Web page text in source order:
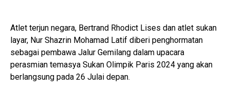
Atlet terjun negara, Bertrand Rhodict Lises dan atlet sukan
layar, Nur Shazrin Mohamad Latif diberi penghormatan
sebagai pembawa Jalur Gemilang dalam upacara
perasmian temasya Sukan Olimpik Paris 2024 yang akan
berlangsung pada 26 Julai depan.